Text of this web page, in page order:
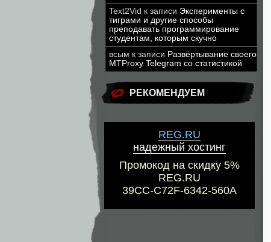
Text2Vid к записи Эксперименты с
тиграми и другие способы
преподавать программирование
студентам, которым скучно
всым к записи Развёртывание своего
MTProxy Telegram со статистикой
РЕКОМЕНДУЕМ
REG.RU
надежный хостинг
Промокод на скидку 5%
REG.RU
39CC-C72F-6342-560A